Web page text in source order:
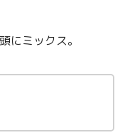
にミックス。